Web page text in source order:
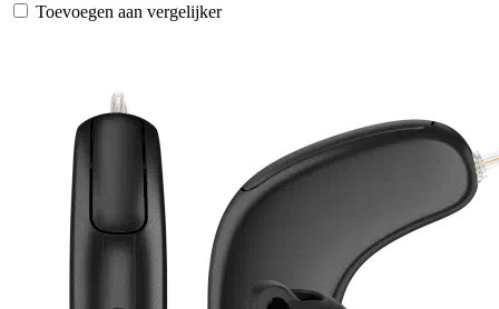
Toevoegen aan vergelijker